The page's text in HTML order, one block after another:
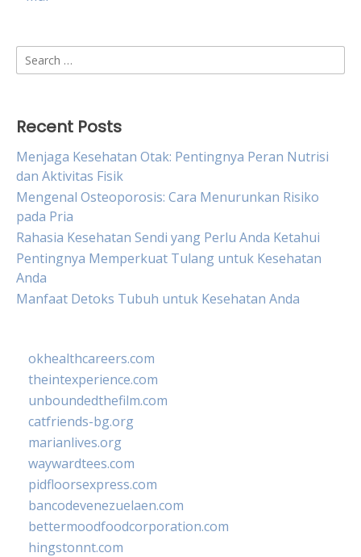
Search
for:
Recent Posts
Menjaga Kesehatan Otak: Pentingnya Peran Nutrisi
dan Aktivitas Fisik
Mengenal Osteoporosis: Cara Menurunkan Risiko
pada Pria
Rahasia Kesehatan Sendi yang Perlu Anda Ketahui
Pentingnya Memperkuat Tulang untuk Kesehatan
Anda
Manfaat Detoks Tubuh untuk Kesehatan Anda
okhealthcareers.com
theintexperience.com
unboundedthefilm.com
catfriends-bg.org
marianlives.org
waywardtees.com
pidfloorsexpress.com
bancodevenezuelaen.com
bettermoodfoodcorporation.com
hingstonnt.com